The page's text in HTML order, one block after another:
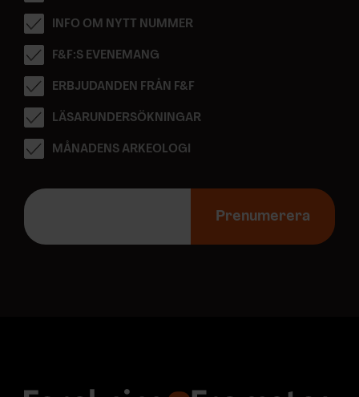
INFO OM NYTT NUMMER
F&F:S EVENEMANG
ERBJUDANDEN FRÅN F&F
LÄSARUNDERSÖKNINGAR
MÅNADENS ARKEOLOGI
E
p
s
Prenumerera